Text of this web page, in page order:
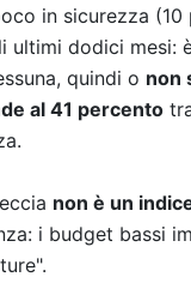
in sicurezza (10
ultimi dodici mesi:
quindi o non
al 41 percento
non è un
i budget bassi